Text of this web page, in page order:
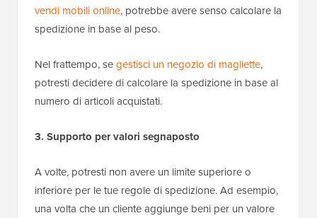
vendi mobili online, potrebbe avere senso calcolare la
spedizione in base al peso.
Nel frattempo, segestisci un negozio di magliette,
potresti decidere di calcolare la spedizione in base al
numero di articoli acquistati.
3. Supporto per valori segnaposto
A volte, potresti non avere un limite superiore o
inferiore per le tue regole di spedizione. Ad esempio,
una volta che un cliente aggiunge beni per un valore